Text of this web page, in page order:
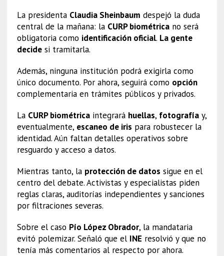
La presidenta Claudia Sheinbaum despejó la duda
central de la mañana: la CURP biométricano será
obligatoria como identificación oficial. La gente
decidesi tramitarla.
Además, ninguna institución podrá exigirla como
único documento. Por ahora, seguirá como opción
complementaria en trámites públicos y privados.
La CURP biométricaintegrará huellas, fotografíay,
eventualmente, escaneo de iris para robustecer la
identidad. Aún faltan detalles operativos sobre
resguardo y acceso a datos.
Mientras tanto, la protección de datos sigue en el
centro del debate. Activistas y especialistas piden
reglas claras, auditorías independientes y sanciones
por filtraciones severas.
Sobre el caso Pío López Obrador, la mandataria
evitó polemizar. Señaló que el INE resolvió y que no
tenía más comentarios al respecto por ahora.